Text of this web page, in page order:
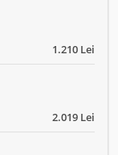
1.210 Lei
2.019 Lei